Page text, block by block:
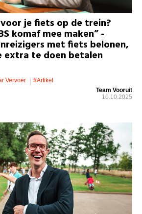
je fiets op de trein?
komaf mee maken” -
met fiets belonen,
extra te doen betalen
Vervoer
#artikel
Team Vooruit
10.10.2025